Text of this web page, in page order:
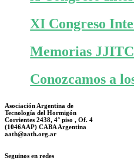
XI Congreso
Memorias
Conozcamos a
Asociación Argentina de
Tecnología del Hormigón
Corrientes 2438, 4° piso , Of. 4
(1046AAP) CABA Argentina
aath@aath.org.ar
Seguinos en redes